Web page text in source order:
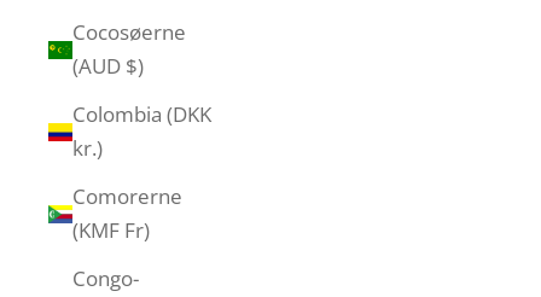
Cocosøerne
(AUD $)
Colombia (DKK
kr.)
Comorerne
(KMF Fr)
Congo-